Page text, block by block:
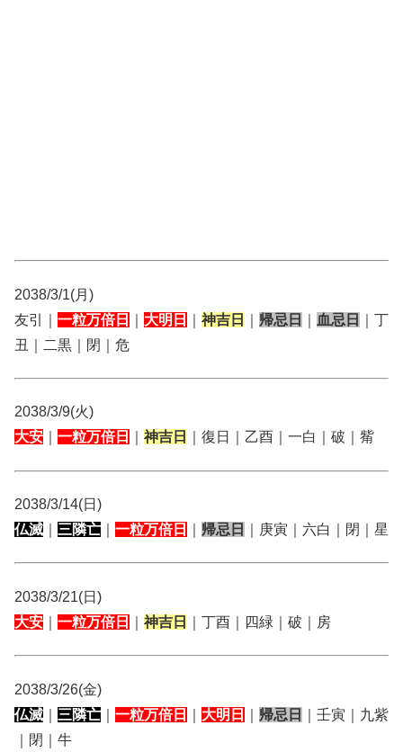
2038/3/1(月)
友引｜ 一粒万倍日 大明日 神吉日 帰忌日 血忌日
｜丁
丑｜二黒｜閉｜危
2038/3/9(火)
大安
一粒万倍日 神吉日 ｜復日｜乙酉｜一白｜破｜觜
2038/3/14(日)
仏滅
三隣亡 一粒万倍日 帰忌日 ｜庚寅｜六白｜閉｜星
2038/3/21(日)
大安
一粒万倍日 神吉日 ｜丁酉｜四緑｜破｜房
2038/3/26(金)
仏滅
三隣亡 一粒万倍日 大明日 帰忌日
｜壬寅｜九紫
｜閉｜牛